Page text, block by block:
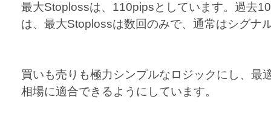
最大Stoplossは、110pipsとしています。過去
は、最大Stoplossは数回のみで、通常はシグナ
買いも売りも極力シンプルなロジックにし、最
相場に適合できるようにしています。